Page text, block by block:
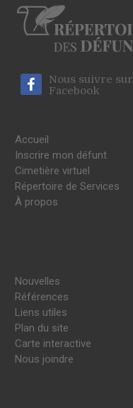
Nous suivre sur
Facebook
Accueil
Inscrire mon défunt
Cimetière virtuel
Répertoire de Services
À propos
Nouvelles
Références
Liens utiles
Plan du site
Carte interactive
Nous joindre